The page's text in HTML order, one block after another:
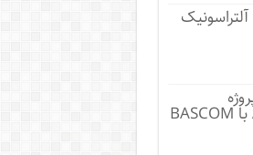
کتاب 11 پروژه